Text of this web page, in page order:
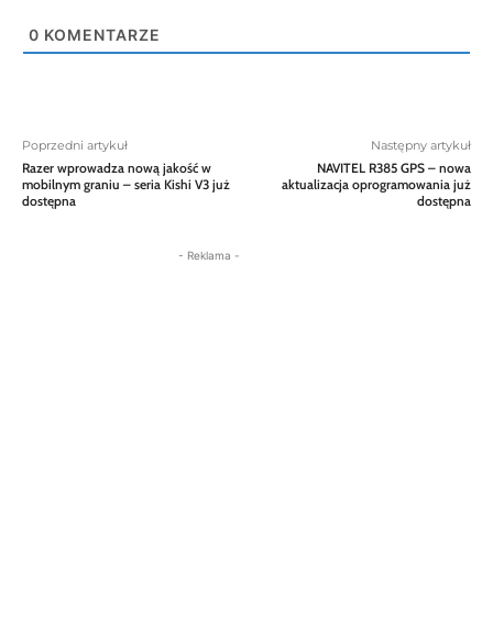
0 KOMENTARZE
Poprzedni artykuł
Razer wprowadza nową jakość w
mobilnym graniu – seria Kishi V3 już
dostępna
Następny artykuł
NAVITEL R385 GPS – nowa
aktualizacja oprogramowania już
dostępna
- Reklama -